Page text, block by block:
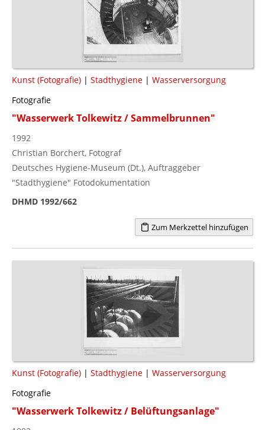
Kunst (Fotografie) | Stadthygiene | Wasserversorgung
Fotografie
"Wasserwerk Tolkewitz / Sammelbrunnen"
1992
Christian Borchert, Fotograf
Deutsches Hygiene-Museum (Dt.), Auftraggeber
"Stadthygiene" Fotodokumentation
DHMD 1992/662
Zum Merkzettel hinzufügen
Kunst (Fotografie) | Stadthygiene | Wasserversorgung
Fotografie
"Wasserwerk Tolkewitz / Belüftungsanlage"